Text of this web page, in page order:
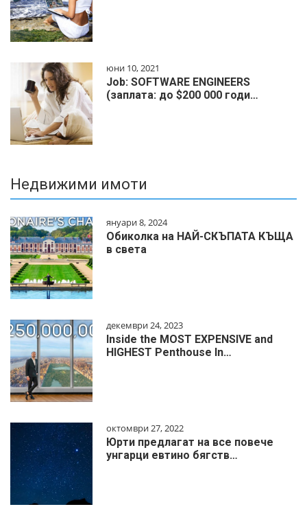
юни 10, 2021
Job: SOFTWARE ENGINEERS
(заплата: до $200 000 годи…
Недвижими имоти
януари 8, 2024
Обиколка на НАЙ-СКЪПАТА КЪЩА
в света
декември 24, 2023
Inside the MOST EXPENSIVE and
HIGHEST Penthouse In…
октомври 27, 2022
Юрти предлагат на все повече
унгарци евтино бягств…